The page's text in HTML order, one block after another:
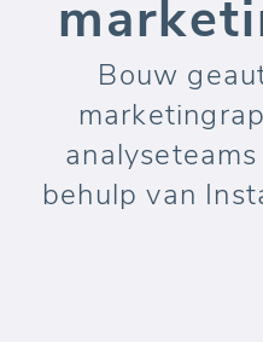
Bouw
behulp van